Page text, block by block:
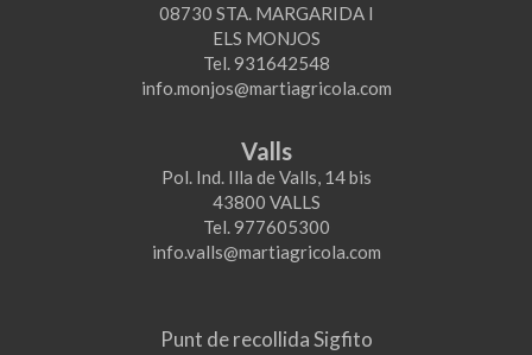
08730 STA. MARGARIDA I
ELS MONJOS
Tel. 931642548
info.monjos@martiagricola.com
Valls
Pol. Ind. Illa de Valls, 14 bis
43800 VALLS
Tel. 977605300
info.valls@martiagricola.com
Punt de recollida Sigfito